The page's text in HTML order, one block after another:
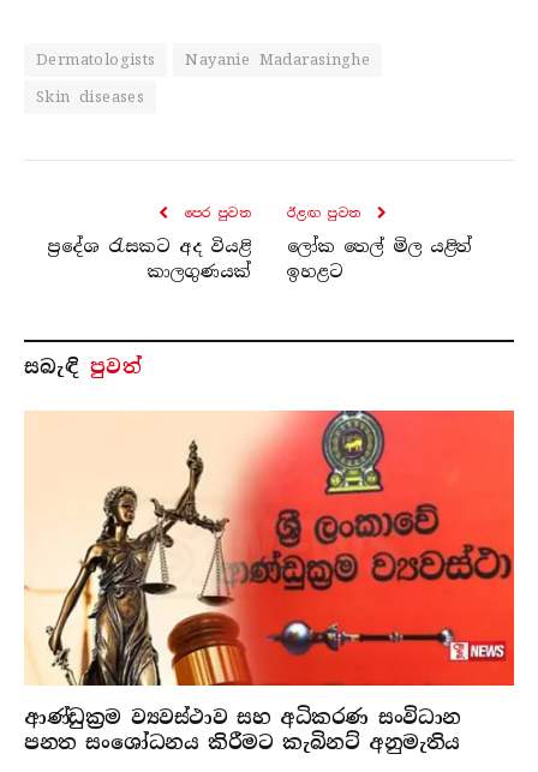
Dermatologists
Nayanie Madarasinghe
Skin diseases
පෙර පුව​ත
ප්‍රදේශ රැසකට අද වියළි
කාලගුණයක්
ඊළඟ පුව​ත
ලෝක තෙල් මිල යළිත්
ඉහළට
සබැ​ඳි පුවත්
ආණ්ඩුක්‍රම ව්‍යවස්ථාව සහ අධිකරණ සංවිධාන
පනත සංශෝධනය කිරීමට කැබිනට් අනුමැතිය